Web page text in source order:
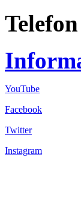
YouTube
Facebook
Twitter
Instagram